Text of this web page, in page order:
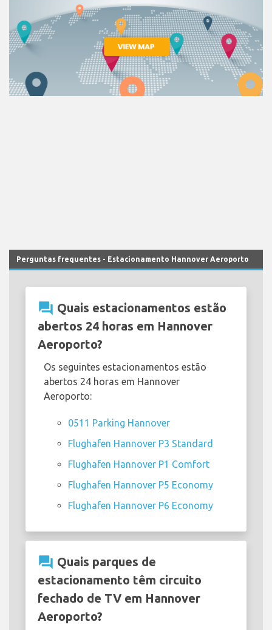
Perguntas frequentes - Estacionamento Hannover Aeroporto
question_answer Quais estacionamentos estão
abertos 24 horas em Hannover
Aeroporto?
Os seguintes estacionamentos estão
abertos 24 horas em Hannover
Aeroporto:
0511 Parking Hannover
Flughafen Hannover P3 Standard
Flughafen Hannover P1 Comfort
Flughafen Hannover P5 Economy
Flughafen Hannover P6 Economy
question_answer Quais parques de
estacionamento têm circuito
fechado de TV em Hannover
Aeroporto?